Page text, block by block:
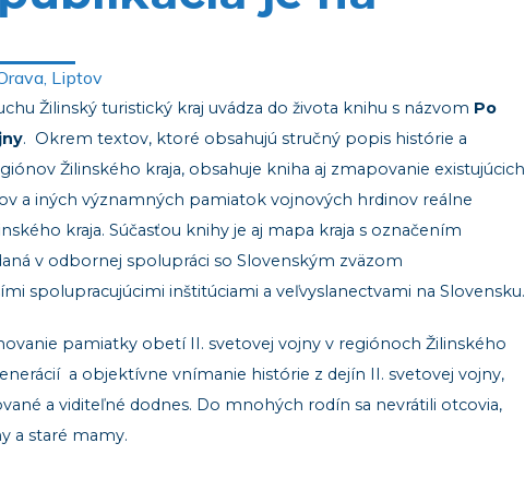
Liptov
Žilinský turistický kraj uvádza do života knihu s názvom Po
. Okrem textov, ktoré obsahujú stručný popis histórie a
Žilinského kraja, obsahuje kniha aj zmapovanie existujúcich
a iných významných pamiatok vojnových hrdinov reálne
kraja. Súčasťou knihy je aj mapa kraja s označením
v odbornej spolupráci so Slovenským zväzom
spolupracujúcimi inštitúciami a veľvyslanectvami na Slovensku.
pamiatky obetí II. svetovej vojny v regiónoch Žilinského
a objektívne vnímanie histórie z dejín II. svetovej vojny,
a viditeľné dodnes. Do mnohých rodín sa nevrátili otcovia,
a staré mamy.